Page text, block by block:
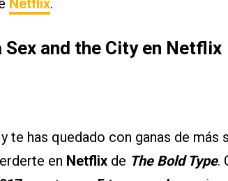
Netflix.
and the City en Netflix
te has quedado con ganas de más
en Netflix de The Bold Type.